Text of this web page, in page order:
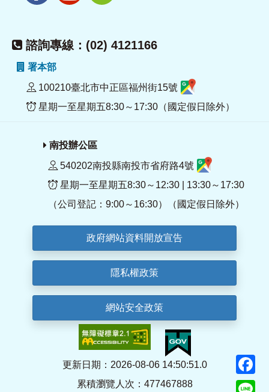
諮詢專線：(02) 4121166
署本部
100210臺北市中正區福州街15號
星期一至星期五8:30～17:30（國定假日除外）
南投辦公區
540202南投縣南投市省府路4號
星期一至星期五8:30～12:30 | 13:30～17:30
（公司登記：9:00～16:30）（國定假日除外）
政府網站資料開放宣告
隱私權政策
網站安全政策
更新日期：2026-08-06 14:50:51.0
累積瀏覽人次：477467888